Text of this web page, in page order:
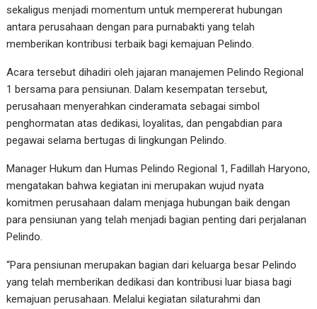
sekaligus menjadi momentum untuk mempererat hubungan
antara perusahaan dengan para purnabakti yang telah
memberikan kontribusi terbaik bagi kemajuan Pelindo.
Acara tersebut dihadiri oleh jajaran manajemen Pelindo Regional
1 bersama para pensiunan. Dalam kesempatan tersebut,
perusahaan menyerahkan cinderamata sebagai simbol
penghormatan atas dedikasi, loyalitas, dan pengabdian para
pegawai selama bertugas di lingkungan Pelindo.
Manager Hukum dan Humas Pelindo Regional 1, Fadillah Haryono,
mengatakan bahwa kegiatan ini merupakan wujud nyata
komitmen perusahaan dalam menjaga hubungan baik dengan
para pensiunan yang telah menjadi bagian penting dari perjalanan
Pelindo.
“Para pensiunan merupakan bagian dari keluarga besar Pelindo
yang telah memberikan dedikasi dan kontribusi luar biasa bagi
kemajuan perusahaan. Melalui kegiatan silaturahmi dan